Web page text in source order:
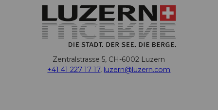
Zentralstrasse 5, CH-6002 Luzern
+41 41 227 17 17, luzern@luzern.com